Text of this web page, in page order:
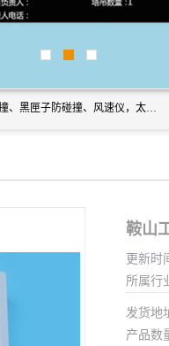
上海宇叶电子科技有限公司是吊钩视频监控、升降机监控、卸料平台监控、塔吊防碰撞、黑匣子防碰撞、风速仪，太阳能障碍灯安全提示灯等一系列升降机的常用配件产品专业研发生产加工的公司，拥有完整、科学的质量管理体系。
鞍山
更新时
所属行
发货地
产品数